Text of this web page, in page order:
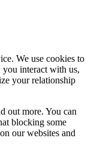
We use cookies to
interact with us,
your relationship
out more. You can
blocking some
our websites and